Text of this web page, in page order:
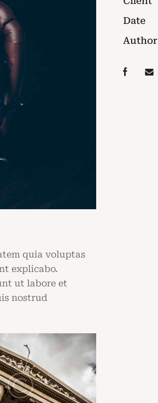
quia voluptas
explicabo.
ut labore et
nostrud
Date
Author